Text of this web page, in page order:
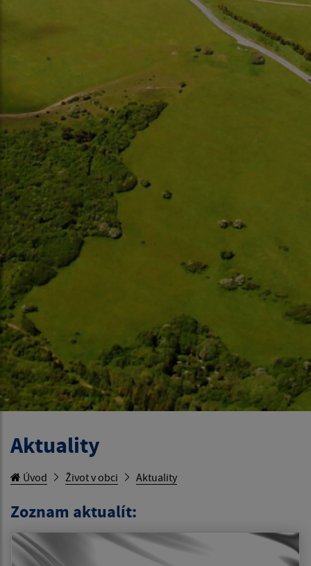
Aktuality
Úvod Život v obci Aktuality
Zoznam aktualít: